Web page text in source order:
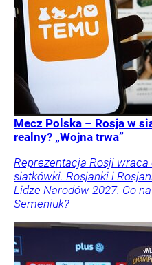
Mecz Polska – Rosja w
realny? „Wojna trwa”
Reprezentacja Rosji
siatkówki. Rosjanki i
Lidze Narodów 2027. Co
Semeniuk?